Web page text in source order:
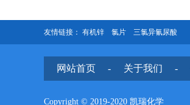
友情链接： 有机锌 氯片 三氯异氰尿酸
-
网站首页 -
关于我们
Copyright © 2019-2020 凯瑞化学